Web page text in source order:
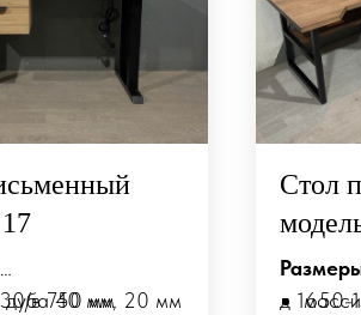
в 750 мм
дуба 40 мм, 20 мм
Стол
д 1650-